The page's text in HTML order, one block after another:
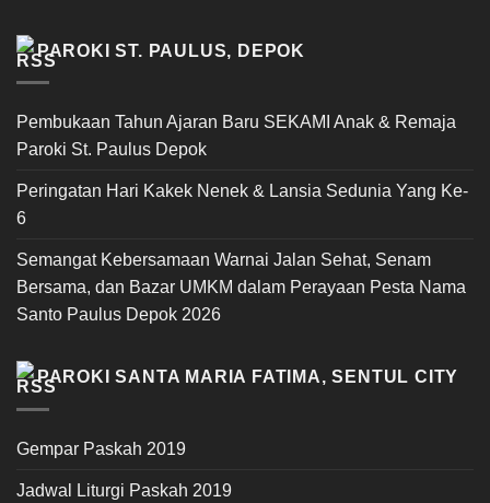
PAROKI ST. PAULUS, DEPOK
Pembukaan Tahun Ajaran Baru SEKAMI Anak & Remaja
Paroki St. Paulus Depok
Peringatan Hari Kakek Nenek & Lansia Sedunia Yang Ke-
6
Semangat Kebersamaan Warnai Jalan Sehat, Senam
Bersama, dan Bazar UMKM dalam Perayaan Pesta Nama
Santo Paulus Depok 2026
PAROKI SANTA MARIA FATIMA, SENTUL CITY
Gempar Paskah 2019
Jadwal Liturgi Paskah 2019